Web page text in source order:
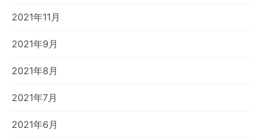
2021年11月
2021年9月
2021年8月
2021年7月
2021年6月